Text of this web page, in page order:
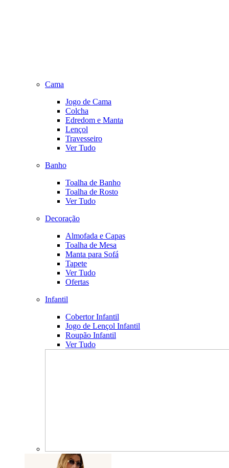
Cama
Jogo de Cama
Colcha
Edredom e Manta
Lençol
Travesseiro
Ver Tudo
Banho
Toalha de Banho
Toalha de Rosto
Ver Tudo
Decoração
Almofada e Capas
Toalha de Mesa
Manta para Sofá
Tapete
Ver Tudo
Ofertas
Infantil
Cobertor Infantil
Jogo de Lençol Infantil
Roupão Infantil
Ver Tudo